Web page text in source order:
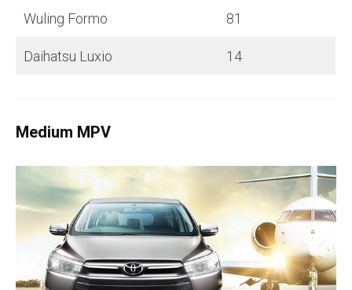
Wuling Formo 81
Daihatsu Luxio 14
Medium MPV